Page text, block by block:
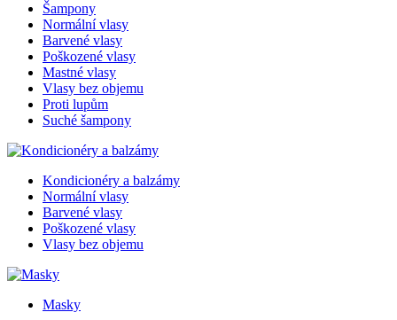
Šampony
Normální vlasy
Barvené vlasy
Poškozené vlasy
Mastné vlasy
Vlasy bez objemu
Proti lupům
Suché šampony
Kondicionéry a balzámy
Normální vlasy
Barvené vlasy
Poškozené vlasy
Vlasy bez objemu
Masky